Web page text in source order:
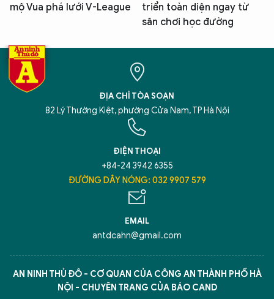
mộ Vua phá lưới V-League
triển toàn diện ngay từ
sân chơi học đường
ĐỊA CHỈ TÒA SOẠN
82 Lý Thường Kiệt, phường Cửa Nam, TP Hà Nội
ĐIỆN THOẠI
+84-24 3942 6355
ĐƯỜNG DÂY NÓNG: 032 9907 579
EMAIL
antdcahn@gmail.com
AN NINH THỦ ĐÔ - CƠ QUAN CỦA CÔNG AN THÀNH PHỐ HÀ
NỘI - CHUYÊN TRANG CỦA BÁO CAND